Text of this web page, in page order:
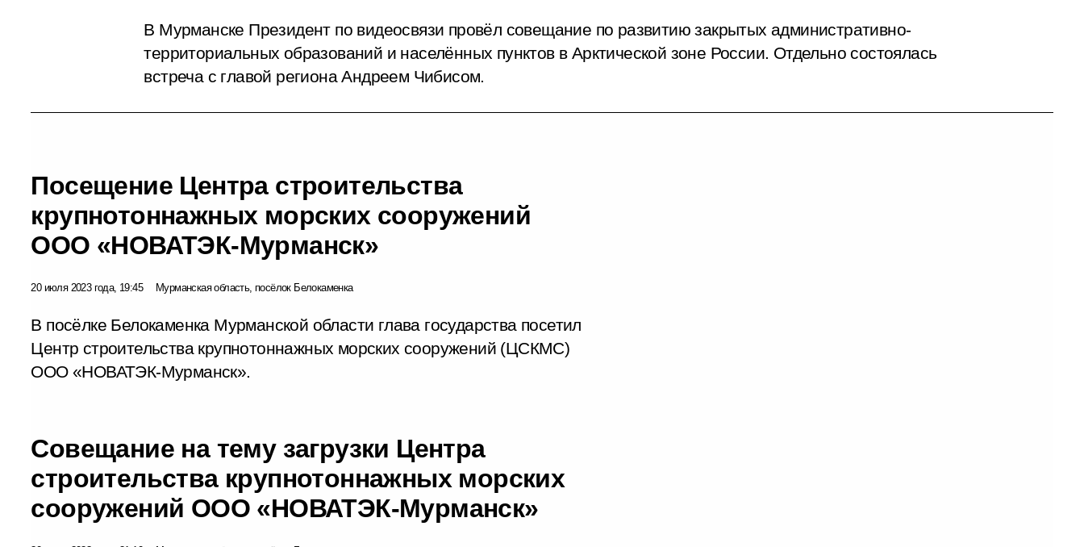
В Мурманске Президент по видеосвязи провёл совещание по развитию закрытых административно-
территориальных образований и населённых пунктов в Арктической зоне России. Отдельно состоялась
встреча с главой региона Андреем Чибисом.
Посещение Центра строительства
крупнотоннажных морских сооружений
ООО «НОВАТЭК-Мурманск»
20 июля 2023 года, 19:45 Мурманская область, посёлок Белокаменка
В посёлке Белокаменка Мурманской области глава государства посетил
Центр строительства крупнотоннажных морских сооружений (ЦСКМС)
ООО «НОВАТЭК-Мурманск».
Совещание на тему загрузки Центра
строительства крупнотоннажных морских
сооружений ООО «НОВАТЭК-Мурманск»